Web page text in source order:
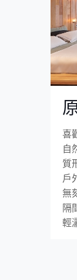
喜
自
質
戶
無
隔
輕